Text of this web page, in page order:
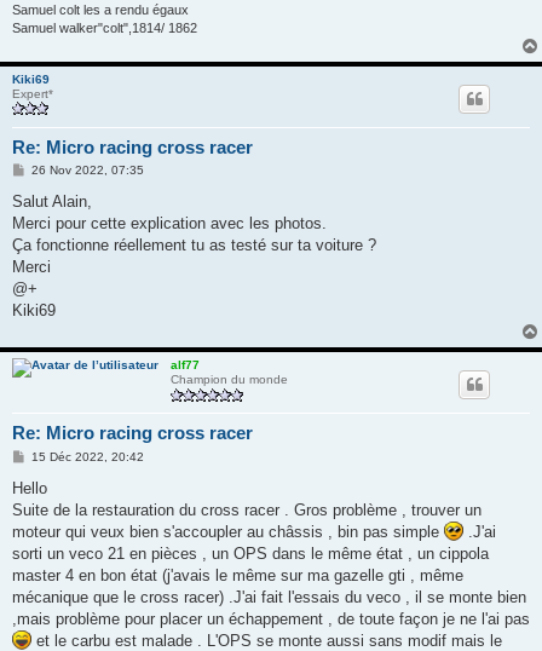
Samuel colt les a rendu égaux
Samuel walker"colt",1814/ 1862
Kiki69
Expert*
Re: Micro racing cross racer
M
s
a
g
26 Nov 2022, 07:35
Salut Alain,
Merci pour cette explication avec les photos.
Ça fonctionne réellement tu as testé sur ta voiture ?
Merci
@+
Kiki69
alf77
Champion du monde
Re: Micro racing cross racer
M
s
a
g
15 Déc 2022, 20:42
Hello
Suite de la restauration du cross racer . Gros problème , trouver un
moteur qui veux bien s'accoupler au châssis , bin pas simple
.J'ai
sorti un veco 21 en pièces , un OPS dans le même état , un cippola
master 4 en bon état (j'avais le même sur ma gazelle gti , même
mécanique que le cross racer) .J'ai fait l'essais du veco , il se monte bien
,mais problème pour placer un échappement , de toute façon je ne l'ai pas
et le carbu est malade . L'OPS se monte aussi sans modif mais le